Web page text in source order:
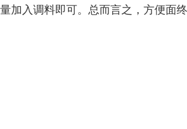
加入调料即可。总而言之，方便面